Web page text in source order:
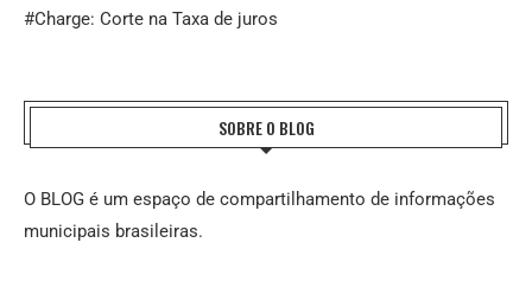
#Charge: Corte na Taxa de juros
SOBRE O BLOG
O BLOG é um espaço de compartilhamento de informações
municipais brasileiras.